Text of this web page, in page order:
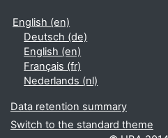
English ‎(en)‎
Deutsch ‎(de)‎
English ‎(en)‎
Français ‎(fr)‎
Nederlands ‎(nl)‎
Data retention summary
Switch to the standard theme